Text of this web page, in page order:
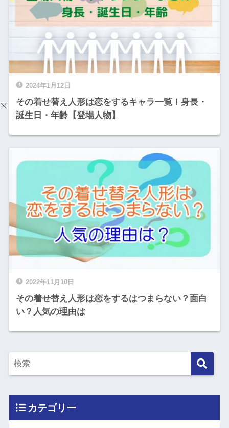
2024年1月12日
その着せ替え人形は恋をするキャラ一覧！身長・
誕生日・年齢【登場人物】
2022年11月10日
その着せ替え人形は恋をするはつまらない？面白
い？人気の理由は
カテゴリー